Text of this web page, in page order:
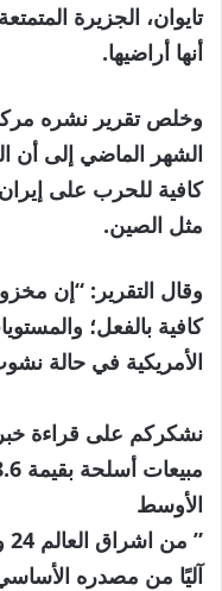
تايوان، الجزيرة
أنها أراضيها.
وخلص تقرير نشره مركز
الشهر الماضي إلى أن
كافية للحرب على
مثل الصين.
وقال التقرير: “إن
كافية بالفعل؛
الأمريكية في حالة
نشكركم على قراءة خبر
الأوسط
آليًا من مصدره